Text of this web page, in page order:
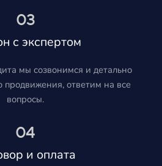
03
с экспертом
мы созвонимся и детально
продвижения, ответим на все
вопросы.
04
и оплата